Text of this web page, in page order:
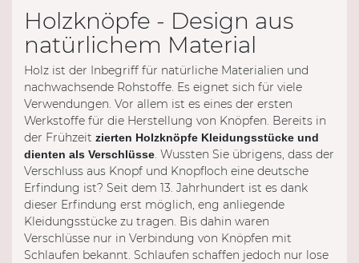
Holzknöpfe - Design aus
natürlichem Material
Holz ist der Inbegriff für natürliche Materialien und
nachwachsende Rohstoffe. Es eignet sich für viele
Verwendungen. Vor allem ist es eines der ersten
Werkstoffe für die Herstellung von Knöpfen. Bereits in
der Frühzeit zierten Holzknöpfe Kleidungsstücke und
dienten als Verschlüsse. Wussten Sie übrigens, dass der
Verschluss aus Knopf und Knopfloch eine deutsche
Erfindung ist? Seit dem 13. Jahrhundert ist es dank
dieser Erfindung erst möglich, eng anliegende
Kleidungsstücke zu tragen. Bis dahin waren
Verschlüsse nur in Verbindung von Knöpfen mit
Schlaufen bekannt. Schlaufen schaffen jedoch nur lose